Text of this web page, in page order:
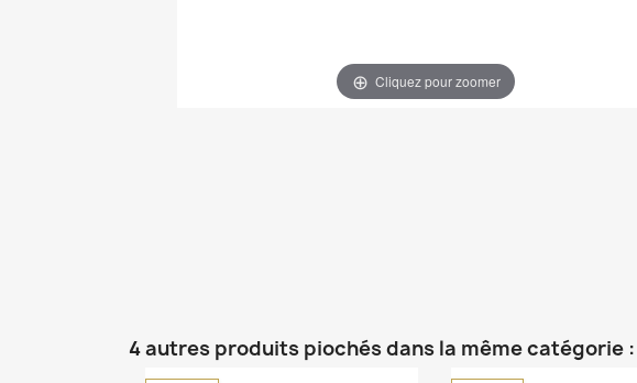
Cliquez pour zoomer
4 autres produits piochés dans la même catégorie :